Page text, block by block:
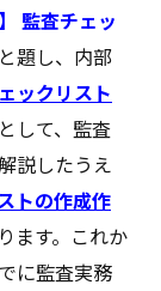
監査チェッ
題し、内部
ックリスト
として、監査
説したうえ
トの作成作
ます。これか
に監査実務